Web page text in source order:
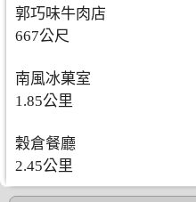
郭巧味牛肉店
667公尺
南風冰菓室
1.85公里
穀倉餐廳
2.45公里